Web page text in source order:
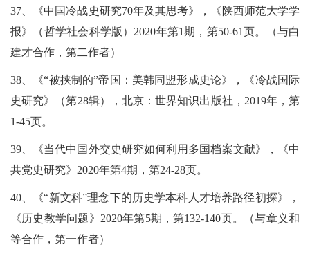
37、《中国冷战史研究70年及其思考》，《陕西师范大学学
报》（哲学社会科学版）2020年第1期，第50-61页。（与白
建才合作，第二作者）
38、《“被挟制的”帝国：美韩同盟形成史论》，《冷战国际
史研究》（第28辑），北京：世界知识出版社，2019年，第
1-45页。
39、《当代中国外交史研究如何利用多国档案文献》，《中
共党史研究》2020年第4期，第24-28页。
40、《“新文科”理念下的历史学本科人才培养路径初探》，
《历史教学问题》2020年第5期，第132-140页。（与章义和
等合作，第一作者）